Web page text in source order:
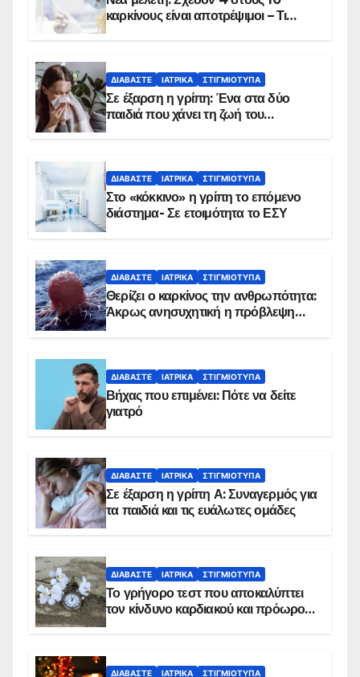
καρκίνους είναι αποτρέψιμοι – Τι
ΔΙΑΒΆΣΤΕ ΙΑΤΡΙΚΆ ΣΤΙΓΜΙΌΤΥΠΑ
Σε έξαρση η γρίπη: Ένα στα δύο
παιδιά που χάνει τη ζωή του
ΔΙΑΒΆΣΤΕ ΙΑΤΡΙΚΆ ΣΤΙΓΜΙΌΤΥΠΑ
Στο «κόκκινο» η γρίπη το επόμενο
διάστημα- Σε ετοιμότητα το ΕΣΥ
ΔΙΑΒΆΣΤΕ ΙΑΤΡΙΚΆ ΣΤΙΓΜΙΌΤΥΠΑ
Θερίζει ο καρκίνος την ανθρωπότητα:
Άκρως ανησυχητική η πρόβλεψη…
ΔΙΑΒΆΣΤΕ ΙΑΤΡΙΚΆ ΣΤΙΓΜΙΌΤΥΠΑ
Βήχας που επιμένει: Πότε να δείτε
γιατρό
ΔΙΑΒΆΣΤΕ ΙΑΤΡΙΚΆ ΣΤΙΓΜΙΌΤΥΠΑ
Σε έξαρση η γρίπη Α: Συναγερμός για
τα παιδιά και τις ευάλωτες ομάδες
ΔΙΑΒΆΣΤΕ ΙΑΤΡΙΚΆ ΣΤΙΓΜΙΌΤΥΠΑ
Το γρήγορο τεστ που αποκαλύπτει
τον κίνδυνο καρδιακού και πρόωρου
ΔΙΑΒΆΣΤΕ ΙΑΤΡΙΚΆ ΣΤΙΓΜΙΌΤΥΠΑ